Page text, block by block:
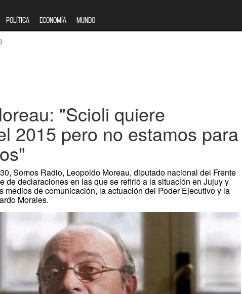
POLÍTICA ECONOMÍA MUNDO
"Scioli quiere
2015 pero no estamos para
Somos Radio, Leopoldo Moreau, diputado nacional del Frente
de declaraciones en las que se refirió a la situación en Jujuy y
medios de comunicación, la actuación del Poder Ejecutivo y la
Morales.